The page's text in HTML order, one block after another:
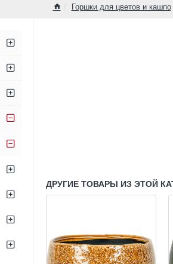
Горшки для цветов и кашпо
ДРУГИЕ ТОВАРЫ ИЗ ЭТОЙ